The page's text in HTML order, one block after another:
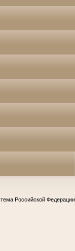
Российской